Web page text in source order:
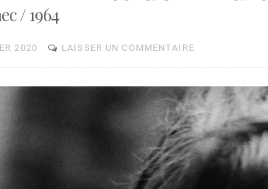
/ 1964
2020 LAISSER UN COMMENTAIRE